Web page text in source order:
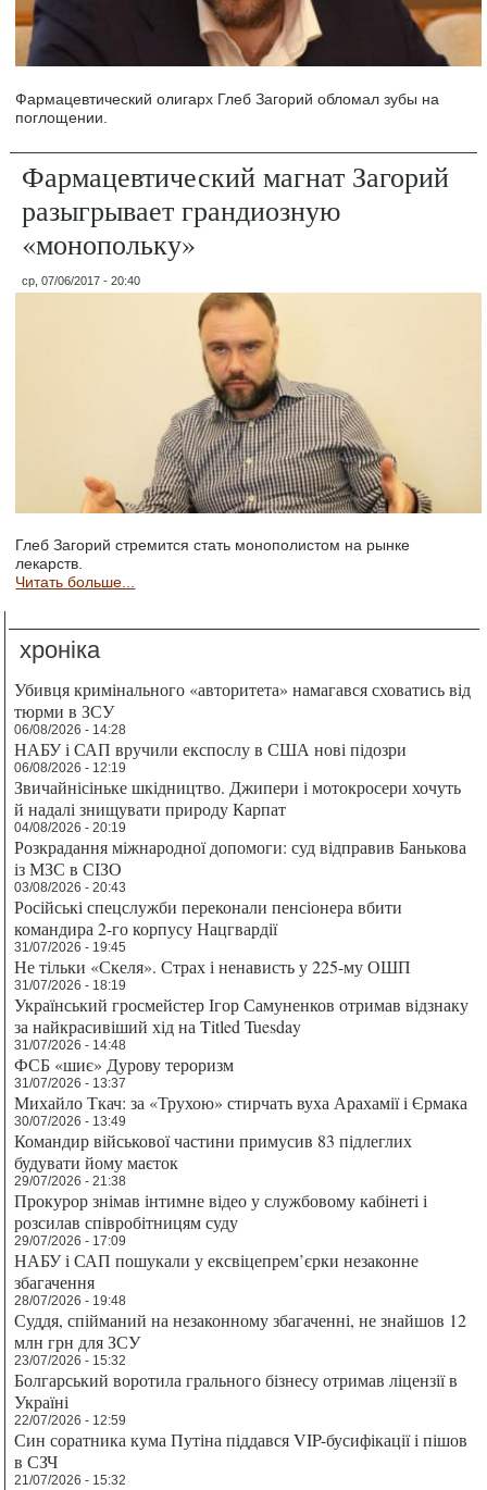
Фармацевтический олигарх Глеб Загорий обломал зубы на
поглощении.
Фармацевтический магнат Загорий
разыгрывает грандиозную
«монопольку»
ср, 07/06/2017 - 20:40
Глеб Загорий стремится стать монополистом на рынке
лекарств.
Читать больше...
хроніка
Убивця кримінального «авторитета» намагався сховатись від
тюрми в ЗСУ
06/08/2026 - 14:28
НАБУ і САП вручили експослу в США нові підозри
06/08/2026 - 12:19
Звичайнісіньке шкідництво. Джипери і мотокросери хочуть
й надалі знищувати природу Карпат
04/08/2026 - 20:19
Розкрадання міжнародної допомоги: суд відправив Банькова
із МЗС в СІЗО
03/08/2026 - 20:43
Російські спецслужби переконали пенсіонера вбити
командира 2-го корпусу Нацгвардії
31/07/2026 - 19:45
Не тільки «Скеля». Страх і ненависть у 225-му ОШП
31/07/2026 - 18:19
Український гросмейстер Ігор Самуненков отримав відзнаку
за найкрасивіший хід на Titled Tuesday
31/07/2026 - 14:48
ФСБ «шиє» Дурову тероризм
31/07/2026 - 13:37
Михайло Ткач: за «Трухою» стирчать вуха Арахамії і Єрмака
30/07/2026 - 13:49
Командир військової частини примусив 83 підлеглих
будувати йому маєток
29/07/2026 - 21:38
Прокурор знімав інтимне відео у службовому кабінеті і
розсилав співробітницям суду
29/07/2026 - 17:09
НАБУ і САП пошукали у ексвіцепрем’єрки незаконне
збагачення
28/07/2026 - 19:48
Суддя, спійманий на незаконному збагаченні, не знайшов 12
млн грн для ЗСУ
23/07/2026 - 15:32
Болгарський воротила грального бізнесу отримав ліцензії в
Україні
22/07/2026 - 12:59
Син соратника кума Путіна піддався VIP-бусифікації і пішов
в СЗЧ
21/07/2026 - 15:32